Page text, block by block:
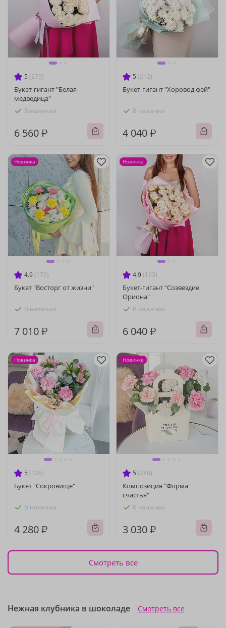
5 (279)
Букет-гигант "Белая
медведица"
В наличии
6 560 ₽
5 (212)
Букет-гигант "Хоровод фей"
В наличии
4 040 ₽
4.9 (179)
Букет "Восторг от жизни"
В наличии
7 010 ₽
Новинка
4.9 (193)
Букет-гигант "Созвездие
Ориона"
В наличии
6 040 ₽
Новинка
5 (126)
Букет "Сокровище"
В наличии
4 280 ₽
Новинка
5 (288)
Композиция "Форма
счастья"
В наличии
3 030 ₽
Новинка
Смотреть все
Нежная клубника в шоколаде Смотреть все